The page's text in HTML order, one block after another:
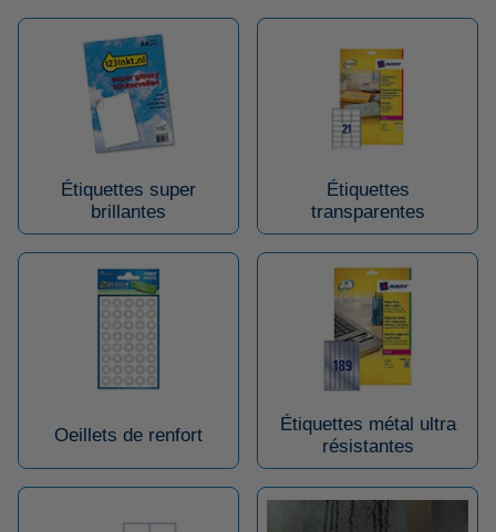
Étiquettes super
brillantes
Étiquettes
transparentes
Oeillets de renfort
Étiquettes métal ultra
résistantes